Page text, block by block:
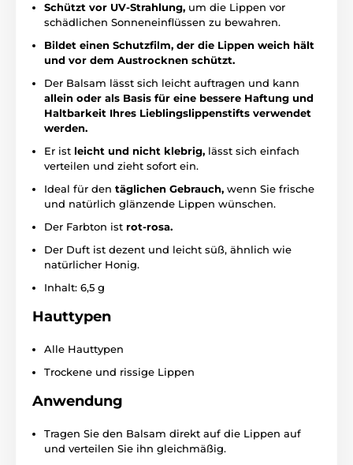
Schützt vor UV-Strahlung, um die Lippen vor
schädlichen Sonneneinflüssen zu bewahren.
Bildet einen Schutzfilm, der die Lippen weich hält
und vor dem Austrocknen schützt.
Der Balsam lässt sich leicht auftragen und kann
allein oder als Basis für eine bessere Haftung und
Haltbarkeit Ihres Lieblingslippenstifts verwendet
werden.
Er ist leicht und nicht klebrig, lässt sich einfach
verteilen und zieht sofort ein.
Ideal für den täglichen Gebrauch, wenn Sie frische
und natürlich glänzende Lippen wünschen.
Der Farbton ist rot-rosa.
Der Duft ist dezent und leicht süß, ähnlich wie
natürlicher Honig.
Inhalt: 6,5 g
Hauttypen
Alle Hauttypen
Trockene und rissige Lippen
Anwendung
Tragen Sie den Balsam direkt auf die Lippen auf
und verteilen Sie ihn gleichmäßig.